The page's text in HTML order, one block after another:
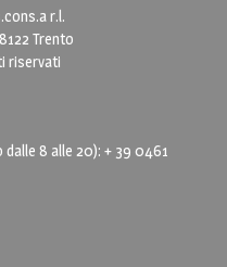
r.l.
Trento
riservati
8 alle 20): + 39 0461